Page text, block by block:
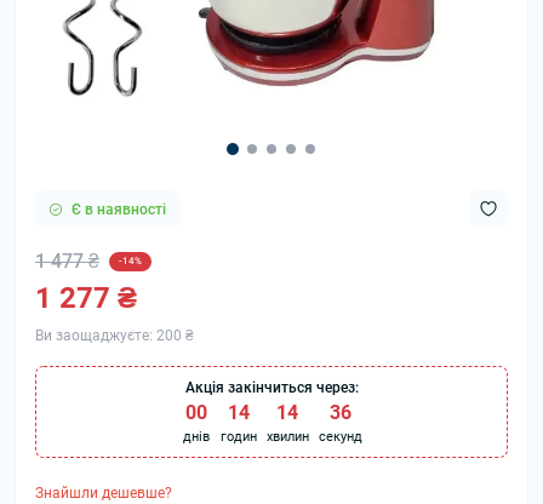
Є в наявності
1 477 ₴ -14%
1 277 ₴
Ви заощаджуєте: 200 ₴
Акція закінчиться через:
00
днів
14
годин
14
хвилин
36
секунд
Знайшли дешевше?